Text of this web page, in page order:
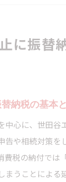
っているか確
自動引落が経営
費税の自動引落で
納付の計算方法
られる振替納
に振替
納税の基本
中心に、世田谷
告や相続対策を
税の納付では
まうことによる